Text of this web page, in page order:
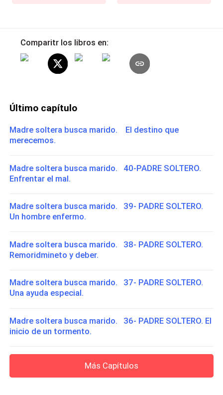
Comparitr los libros en:
Último capítulo
Madre soltera busca marido. El destino que
merecemos.
Madre soltera busca marido. 40-PADRE SOLTERO.
Enfrentar el mal.
Madre soltera busca marido. 39- PADRE SOLTERO.
Un hombre enfermo.
Madre soltera busca marido. 38- PADRE SOLTERO.
Remoridmineto y deber.
Madre soltera busca marido. 37- PADRE SOLTERO.
Una ayuda especial.
Madre soltera busca marido. 36- PADRE SOLTERO. El
inicio de un tormento.
Más Capítulos